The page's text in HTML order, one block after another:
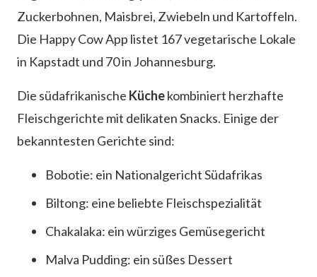
Zuckerbohnen, Maisbrei, Zwiebeln und Kartoffeln.
Die Happy Cow App listet 167 vegetarische Lokale
in Kapstadt und 70 in Johannesburg.
Die südafrikanische Küchekombiniert herzhafte
Fleischgerichte mit delikaten Snacks. Einige der
bekanntesten Gerichte sind:
Bobotie: ein Nationalgericht Südafrikas
Biltong: eine beliebte Fleischspezialität
Chakalaka: ein würziges Gemüsegericht
Malva Pudding: ein süßes Dessert